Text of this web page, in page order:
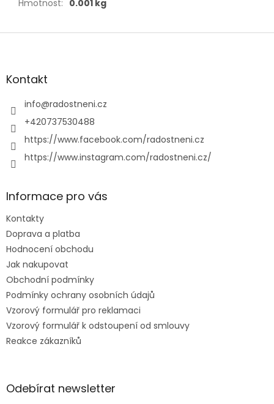
Hmotnost: 0.001 kg
Z
aKontakt
info@radostneni.cz
+420737530488
https://www.facebook.com/radostneni.cz
https://www.instagram.com/radostneni.cz/
Informace pro vás
Kontakty
Doprava a platba
Hodnocení obchodu
Jak nakupovat
Obchodní podmínky
Podmínky ochrany osobních údajů
Vzorový formulář pro reklamaci
Vzorový formulář k odstoupení od smlouvy
Reakce zákazníků
Odebírat newsletter